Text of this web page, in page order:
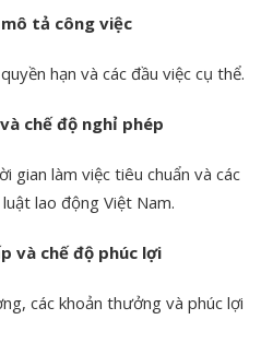
tả công việc
hạn và các đầu việc cụ thể.
chế độ nghỉ phép
gian làm việc tiêu chuẩn và các
lao động Việt Nam.
và chế độ phúc lợi
các khoản thưởng và phúc lợi